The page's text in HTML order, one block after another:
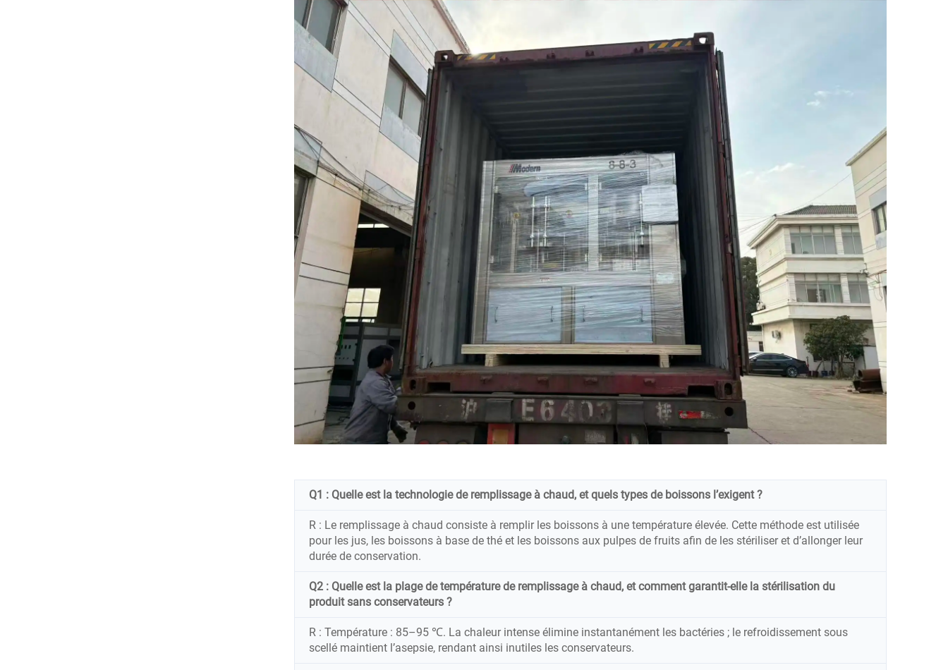
Q1 : Quelle est la technologie de remplissage à chaud, et quels types de boissons l’exigent ?
R : Le remplissage à chaud consiste à remplir les boissons à une température élevée. Cette méthode est utilisée
pour les jus, les boissons à base de thé et les boissons aux pulpes de fruits afin de les stériliser et d’allonger leur
durée de conservation.
Q2 : Quelle est la plage de température de remplissage à chaud, et comment garantit-elle la stérilisation du
produit sans conservateurs ?
R : Température : 85–95 ℃. La chaleur intense élimine instantanément les bactéries ; le refroidissement sous
scellé maintient l’asepsie, rendant ainsi inutiles les conservateurs.